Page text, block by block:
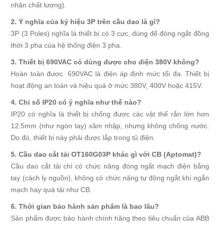
nhận chất lượng).
2. Ý nghĩa của ký hiệu 3P trên cầu dao là gì?
3P (3 Poles) nghĩa là thiết bị có 3 cực, dùng để đóng ngắt đồng
thời 3 pha của hệ thống điện 3 pha.
3. Thiết bị 690VAC có dùng được cho điện 380V không?
Hoàn toàn được. 690VAC là điện áp định mức tối đa. Thiết bị
hoạt động an toàn và hiệu quả ở mức 380V, 400V hoặc 415V.
4. Chỉ số IP20 có ý nghĩa như thế nào?
IP20 có nghĩa là thiết bị chống được các vật thể rắn lớn hơn
12.5mm (như ngón tay) xâm nhập, nhưng không chống nước.
Do đó, thiết bị này phải được lắp trong tủ điện.
5. Cầu dao cắt tải OT160G03P khác gì với CB (Aptomat)?
Cầu dao cắt tải chỉ có chức năng đóng ngắt mạch điện bằng
tay (cách ly nguồn), không có chức năng tự động ngắt khi ngắn
mạch hay quá tải như CB.
6. Thời gian bảo hành sản phẩm là bao lâu?
Sản phẩm được bảo hành chính hãng theo tiêu chuẩn của ABB